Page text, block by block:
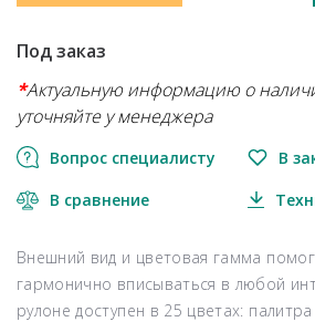
Под заказ
*Актуальную информацию о
уточняйте у менеджера
Вопрос специалисту В
В сравнение
Внешний вид и цветовая гамма
гармонично вписываться в любой
рулоне доступен в 25 цветах: